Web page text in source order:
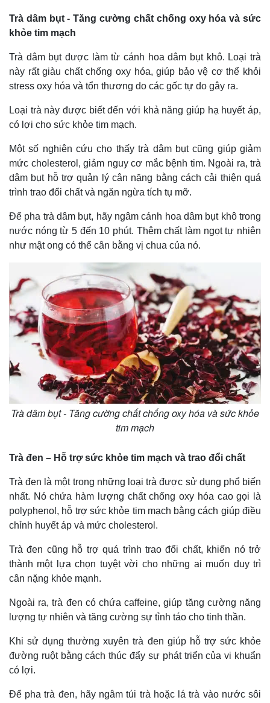
Kinh tế
Bất động sản
Khởi nghiệp
Thị trường
Giá vàng
Tiêu dùng
Chứng khoán
Giá cà phê
Trà dâm bụt - Tăng cường chất chống oxy hóa và sức
khỏe tim mạch
Trà dâm bụt được làm từ cánh hoa dâm bụt khô. Loại trà
này rất giàu chất chống oxy hóa, giúp bảo vệ cơ thể khỏi
stress oxy hóa và tổn thương do các gốc tự do gây ra.
Loại trà này được biết đến với khả năng giúp hạ huyết áp,
có lợi cho sức khỏe tim mạch.
Một số nghiên cứu cho thấy trà dâm bụt cũng giúp giảm
mức cholesterol, giảm nguy cơ mắc bệnh tim. Ngoài ra, trà
dâm bụt hỗ trợ quản lý cân nặng bằng cách cải thiện quá
trình trao đổi chất và ngăn ngừa tích tụ mỡ.
Để pha trà dâm bụt, hãy ngâm cánh hoa dâm bụt khô trong
nước nóng từ 5 đến 10 phút. Thêm chất làm ngọt tự nhiên
như mật ong có thể cân bằng vị chua của nó.
Trà dâm bụt - Tăng cường chất chống oxy hóa và sức khỏe
tim mạch
Trà đen – Hỗ trợ sức khỏe tim mạch và trao đổi chất
Trà đen là một trong những loại trà được sử dụng phổ biến
nhất. Nó chứa hàm lượng chất chống oxy hóa cao gọi là
polyphenol, hỗ trợ sức khỏe tim mạch bằng cách giúp điều
chỉnh huyết áp và mức cholesterol.
Trà đen cũng hỗ trợ quá trình trao đổi chất, khiến nó trở
thành một lựa chọn tuyệt vời cho những ai muốn duy trì
cân nặng khỏe mạnh.
Ngoài ra, trà đen có chứa caffeine, giúp tăng cường năng
lượng tự nhiên và tăng cường sự tỉnh táo cho tinh thần.
Khi sử dụng thường xuyên trà đen giúp hỗ trợ sức khỏe
đường ruột bằng cách thúc đẩy sự phát triển của vi khuẩn
có lợi.
Để pha trà đen, hãy ngâm túi trà hoặc lá trà vào nước sôi